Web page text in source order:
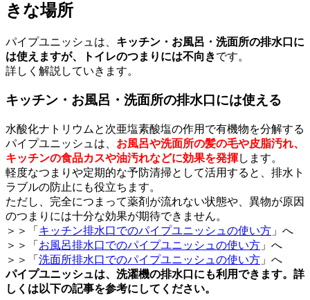
きな場所
パイプユニッシュは、 キッチン・お風呂・洗面所の排水口に
は使えますが、トイレのつまりには不向きです。
詳しく解説していきます。
キッチン・お風呂・洗面所の排水口には使える
水酸化ナトリウムと次亜塩素酸塩の作用で有機物を分解する
パイプユニッシュは、 お風呂や洗面所の髪の毛や皮脂汚れ、
キッチンの食品カスや油汚れなどに効果を発揮します。
軽度なつまりや定期的な予防清掃として活用すると、排水ト
ラブルの防止にも役立ちます。
ただし、完全につまって薬剤が流れない状態や、異物が原因
のつまりには十分な効果が期待できません。
＞＞「 キッチン排水口でのパイプユニッシュの使い方 」へ
＞＞「 お風呂排水口でのパイプユニッシュの使い方 」へ
＞＞「 洗面所排水口でのパイプユニッシュの使い方 」へ
パイプユニッシュは、洗濯機の排水口にも利用できます。詳
しくは以下の記事を参考にしてください。